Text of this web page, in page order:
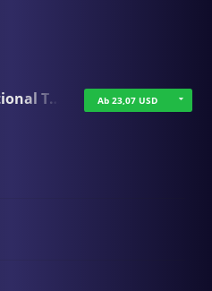
T… Ab 23,07 USD